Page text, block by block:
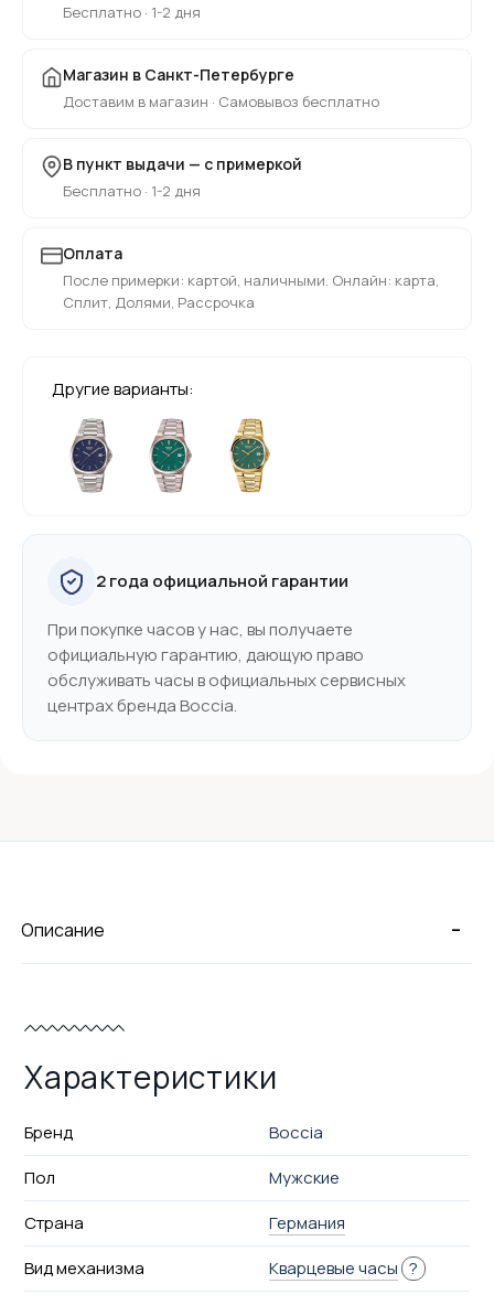
Бесплатно · 1-2 дня
Магазин в Санкт-Петербурге
Доставим в магазин · Самовывоз бесплатно
В пункт выдачи — с примеркой
Бесплатно · 1-2 дня
Оплата
После примерки: картой, наличными. Онлайн: карта,
Сплит, Долями, Рассрочка
Другие варианты:
2 года официальной гарантии
При покупке часов у нас, вы получаете
официальную гарантию, дающую право
обслуживать часы в официальных сервисных
центрах бренда Boccia.
-
Описание
Характеристики
Бренд
Boccia
Пол
Мужские
Страна
Германия
Вид механизма
Кварцевые часы ?